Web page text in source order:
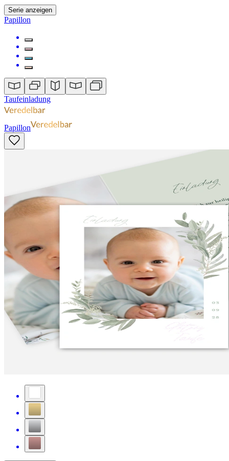
Serie anzeigen
Papillon
Taufeinladung
Papillon